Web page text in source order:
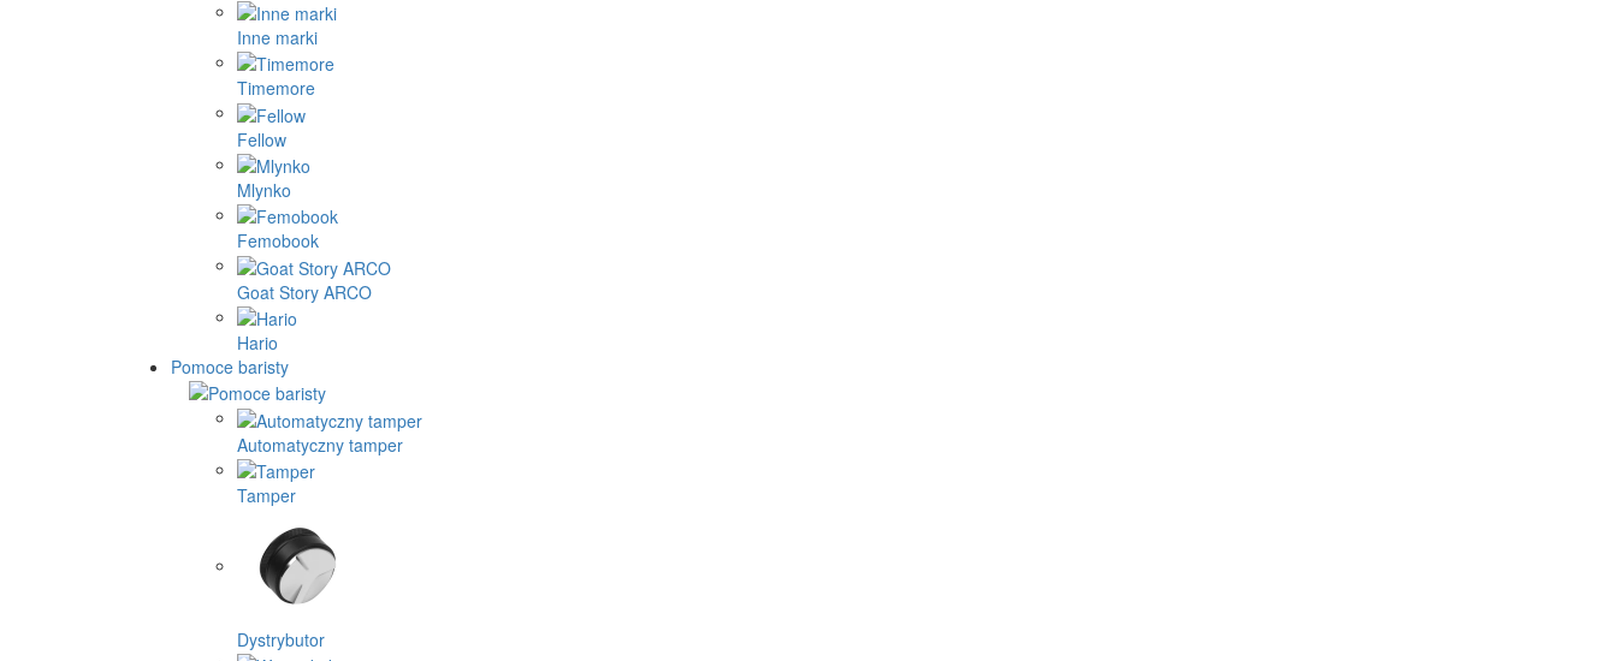
Inne marki
Timemore
Fellow
Mlynko
Femobook
Goat Story ARCO
Hario
Pomoce baristy
Automatyczny tamper
Tamper
Dystrybutor